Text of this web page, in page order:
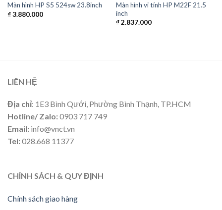
Màn hình HP S5 524sw 23.8inch
₫3.880.000
Màn hình vi tính HP M22F 21.5
inch
₫2.837.000
LIÊN HỆ
Địa chỉ: 1E3 Bình Qưới, Phường Bình Thạnh, TP.HCM
Hotline/ Zalo:0903 717 749
Email: info@vnct.vn
Tel:028.668 11377
CHÍNH SÁCH & QUY ĐỊNH
Chính sách giao hàng